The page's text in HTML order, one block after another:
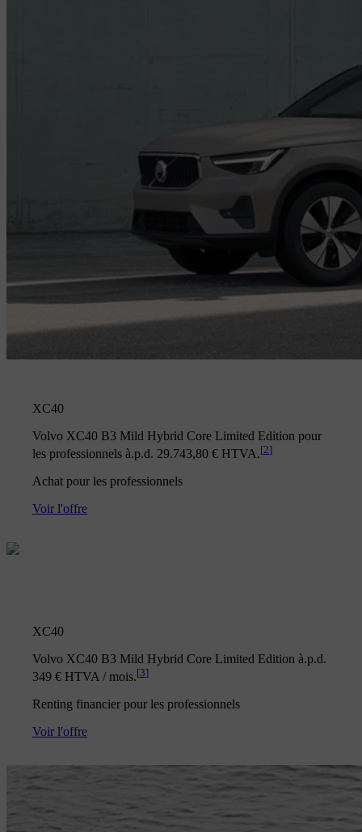
XC40
Volvo XC40 B3 Mild Hybrid Core Limited Edition pour
les professionnels à.p.d. 29.743,80 € HTVA.[2]
Achat pour les professionnels
Voir l'offre
XC40
Volvo XC40 B3 Mild Hybrid Core Limited Edition à.p.d.
349 € HTVA / mois.[3]
Renting financier pour les professionnels
Voir l'offre